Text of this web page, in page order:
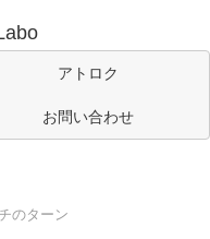
アトロク
お問い合わせ
のターン